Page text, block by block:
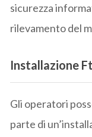
sicurezza
rilevamento del
Installazione
Gli operatori
parte di